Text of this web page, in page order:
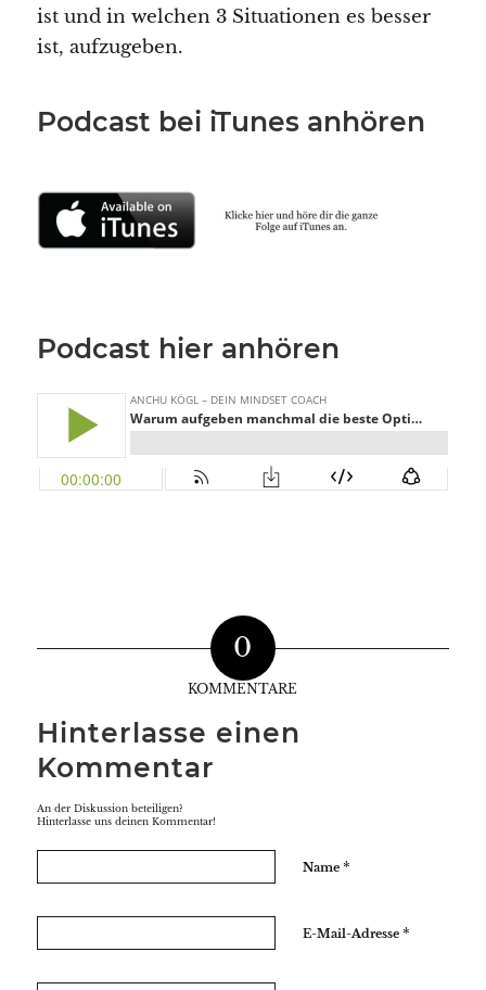
ist und in welchen 3 Situationen es besser
ist, aufzugeben.
Podcast bei iTunes anhören
Podcast hier anhören
0
KOMMENTARE
Hinterlasse einen
Kommentar
An der Diskussion beteiligen?
Hinterlasse uns deinen Kommentar!
Name *
E-Mail-Adresse *